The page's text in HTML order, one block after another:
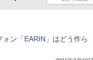
ン「EARIN」はどう作ら